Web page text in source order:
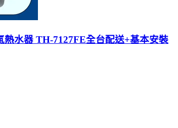
水器 TH-7127FE全台配送+基本安裝